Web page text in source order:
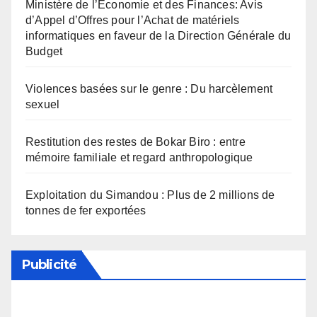
Ministère de l’Economie et des Finances: Avis
d’Appel d’Offres pour l’Achat de matériels
informatiques en faveur de la Direction Générale du
Budget
Violences basées sur le genre : Du harcèlement
sexuel
Restitution des restes de Bokar Biro : entre
mémoire familiale et regard anthropologique
Exploitation du Simandou : Plus de 2 millions de
tonnes de fer exportées
Publicité